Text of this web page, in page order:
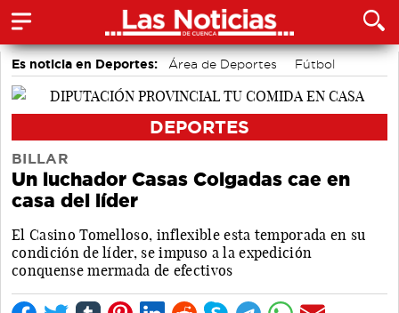
Es noticia en Deportes: Área de Deportes
Fútbol
Motor
Bolos conquenses
DEPORTES
BILLAR
Un luchador Casas Colgadas cae en
casa del líder
El Casino Tomelloso, inflexible esta temporada en su
condición de líder, se impuso a la expedición
conquense mermada de efectivos